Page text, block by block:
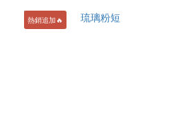
熱銷追加🔥